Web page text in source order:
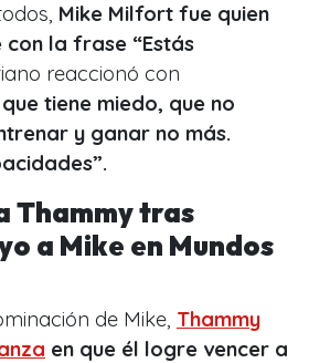
Mike Milfort fue quien
la frase “Estás
reaccionó con
que tiene miedo, que no
y ganar no más.
Thammy tras
a Mike en Mundos
de Mike, Thammy
en que él logre vencer a